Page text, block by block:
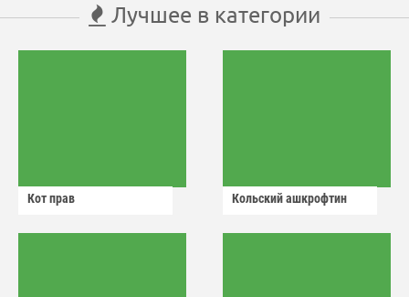
Лучшее в категории
Кот прав Кольский ашкрофтин